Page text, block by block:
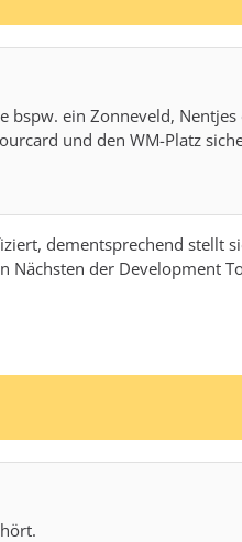
bspw. ein Zonneveld,
und den WM-Platz
dementsprechend stellt
Nächsten der Development